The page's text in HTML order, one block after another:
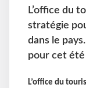
L’office du
stratégie
dans le
pour cet été
L’office du